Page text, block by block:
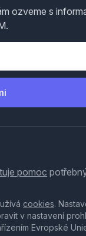
ozveme s
pomoc
cookies.
v nastavení
Evropské